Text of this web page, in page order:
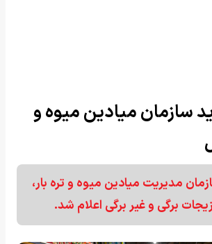
سازمان میادین میوه و
مدیریت میادین میوه و تره بار،
برگی و غیر برگی اعلام شد.